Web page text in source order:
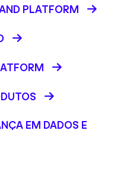
PLATFORM
EM DADOS E